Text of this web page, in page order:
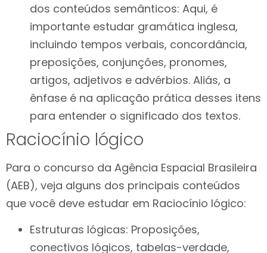
dos conteúdos semânticos: Aqui, é
importante estudar gramática inglesa,
incluindo tempos verbais, concordância,
preposições, conjunções, pronomes,
artigos, adjetivos e advérbios. Aliás, a
ênfase é na aplicação prática desses itens
para entender o significado dos textos.
Raciocínio lógico
Para o concurso da Agência Espacial Brasileira
(AEB), veja alguns dos principais conteúdos
que você deve estudar em Raciocínio lógico:
Estruturas lógicas: Proposições,
conectivos lógicos, tabelas-verdade,